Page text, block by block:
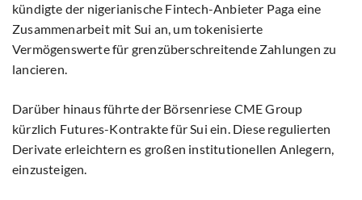
kündigte der nigerianische Fintech-Anbieter Paga eine
Zusammenarbeit mit Sui an, um tokenisierte
Vermögenswerte für grenzüberschreitende Zahlungen zu
lancieren.
Darüber hinaus führte der Börsenriese CME Group
kürzlich Futures-Kontrakte für Sui ein. Diese regulierten
Derivate erleichtern es großen institutionellen Anlegern,
einzusteigen.